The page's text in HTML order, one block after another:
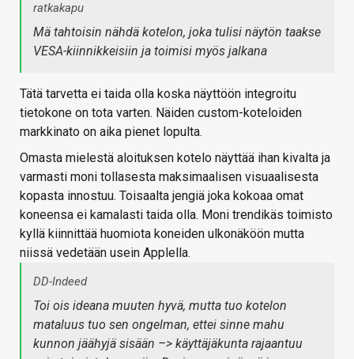
ratkakapu
Mä tahtoisin nähdä kotelon, joka tulisi näytön taakse
VESA-kiinnikkeisiin ja toimisi myös jalkana
Tätä tarvetta ei taida olla koska näyttöön integroitu
tietokone on tota varten. Näiden custom-koteloiden
markkinato on aika pienet lopulta.
Omasta mielestä aloituksen kotelo näyttää ihan kivalta ja
varmasti moni tollasesta maksimaalisen visuaalisesta
kopasta innostuu. Toisaalta jengiä joka kokoaa omat
koneensa ei kamalasti taida olla. Moni trendikäs toimisto
kyllä kiinnittää huomiota koneiden ulkonäköön mutta
niissä vedetään usein Applella.
DD-Indeed
Toi ois ideana muuten hyvä, mutta tuo kotelon
mataluus tuo sen ongelman, ettei sinne mahu
kunnon jäähyjä sisään –> käyttäjäkunta rajaantuu